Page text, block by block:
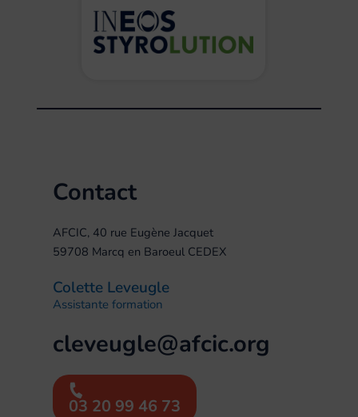
Contact
AFCIC, 40 rue Eugène Jacquet
59708 Marcq en Baroeul CEDEX
Colette Leveugle
Assistante formation
cleveugle@afcic.org
03 20 99 46 73